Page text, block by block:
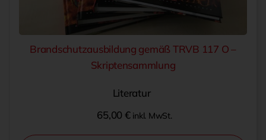
Brandschutzausbildung gemäß TRVB 117 O –
Skriptensammlung
Literatur
65,00 € inkl. MwSt.